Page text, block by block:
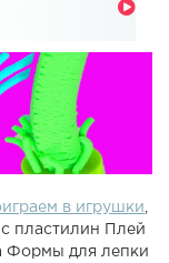
в игрушки
пластилин Плей
Формы для лепки